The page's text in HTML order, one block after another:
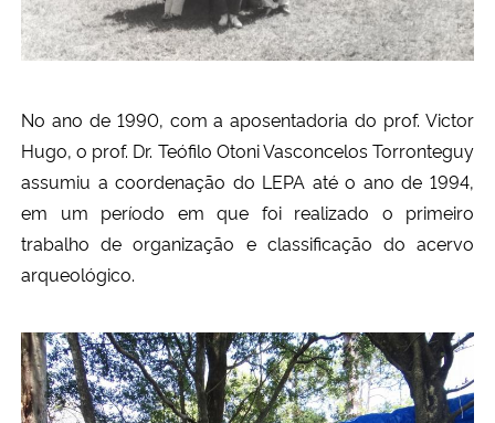
Gabinete de Segurança Institucional
Banco Central do Brasil
Planalto
No ano de 1990, com a aposentadoria do prof. Victor
Hugo, o prof. Dr. Teófilo Otoni Vasconcelos Torronteguy
assumiu a coordenação do LEPA até o ano de 1994,
em um período em que foi realizado o primeiro
trabalho de organização e classificação do acervo
arqueológico.